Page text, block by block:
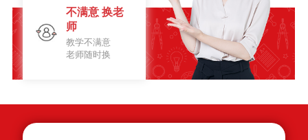
不满意 换老
师
教学不满意
老师随时换